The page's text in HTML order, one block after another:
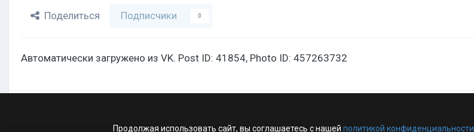
Поделиться Подписчики 0
Автоматически загружено из VK. Post ID: 41854, Photo ID: 457263732
Продолжая использовать сайт, вы соглашаетесь с нашей политикой конфиденциальности